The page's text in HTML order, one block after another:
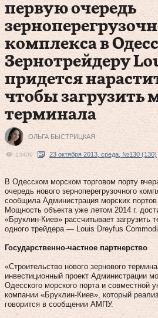
первую очередь
комплекса в
Зернотрейдеру
придется
чтобы загрузить
терминала
ОЛЬГА БЫСТРИЦКАЯ
13409 23 октября 2013, среда, №130 (130)
В Одесском морском торговом порту
очередь нового зерноперегрузочного
сообщила Администрация морских
Мощность объекта уже летом 2014 г.
«Бруклин-Киев» рассчитывает загрузить
одного трейдера — Louis Dreyfus
Государственно-частное партнерство
«Строительство нового зернового
инвестиционный проект Администрации
Одесского морского порта и совместной
компании «Бруклин-Киев», который
говорится в сообщении АМПУ.